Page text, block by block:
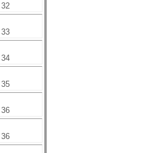
32
33
34
35
36
36